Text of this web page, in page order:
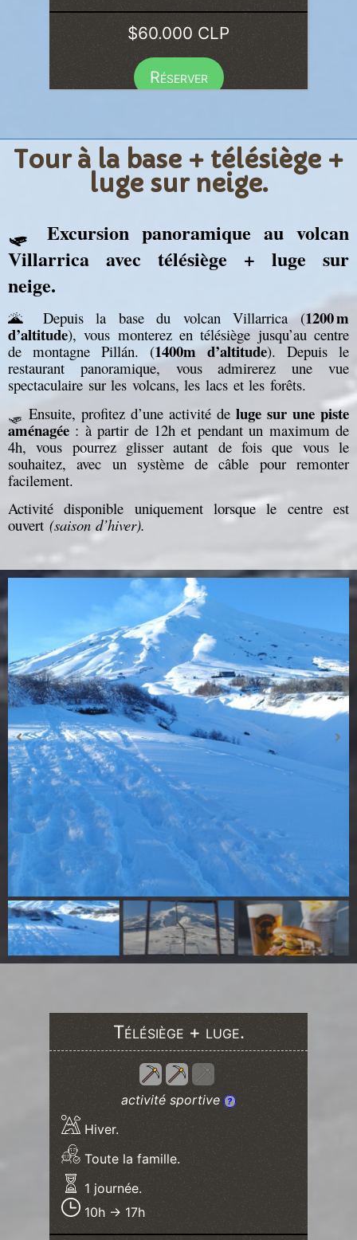
$60.000 CLP
Réserver
Tour à la base + télésiège +
luge sur neige.
🛷 Excursion panoramique au volcan
Villarrica avec télésiège + luge sur
neige.
🌋 Depuis la base du volcan Villarrica (1200 m
d’altitude), vous monterez en télésiège jusqu’au centre
de montagne Pillán. (1400m d’altitude). Depuis le
restaurant panoramique, vous admirerez une vue
spectaculaire sur les volcans, les lacs et les forêts.
🛷 Ensuite, profitez d’une activité deluge sur une piste
aménagée : à partir de 12h et pendant un maximum de
4h, vous pourrez glisser autant de fois que vous le
souhaitez, avec un système de câble pour remonter
facilement.
Activité disponible uniquement lorsque le centre est
ouvert (saison d’hiver).
Télésiège + luge.
activité sportive ?
Hiver.
Toute la famille.
1 journée.
10h → 17h